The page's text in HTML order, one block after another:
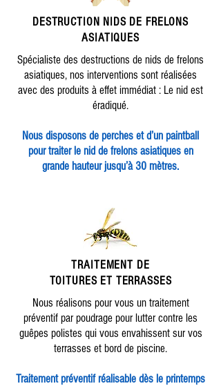
DESTRUCTION NIDS DE FRELONS
ASIATIQUES
Spécialiste des destructions de nids de frelons
asiatiques, nos interventions sont réalisées
avec des produits à effet immédiat : Le nid est
éradiqué.
Nous disposons de perches et d’un paintball
pour traiter le nid de frelons asiatiques en
grande hauteur jusqu’à 30 mètres.
TRAITEMENT DE
TOITURES ET TERRASSES
Nous réalisons pour vous un traitement
préventif par poudrage pour lutter contre les
guêpes polistes qui vous envahissent sur vos
terrasses et bord de piscine.
Traitement préventif réalisable dès le printemps